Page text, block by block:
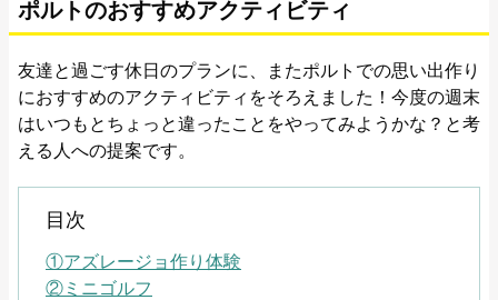
ポルトのおすすめアクティビティ
友達と過ごす休日のプランに、またポルトでの思い出作り
におすすめのアクティビティをそろえました！今度の週末
はいつもとちょっと違ったことをやってみようかな？と考
える人への提案です。
目次
①アズレージョ作り体験
②ミニゴルフ